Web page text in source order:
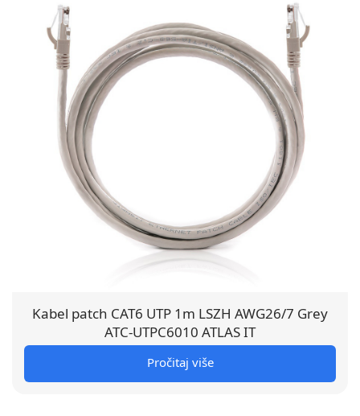
Kabel patch CAT6 UTP 1m LSZH AWG26/7 Grey
ATC-UTPC6010 ATLAS IT
Pročitaj više